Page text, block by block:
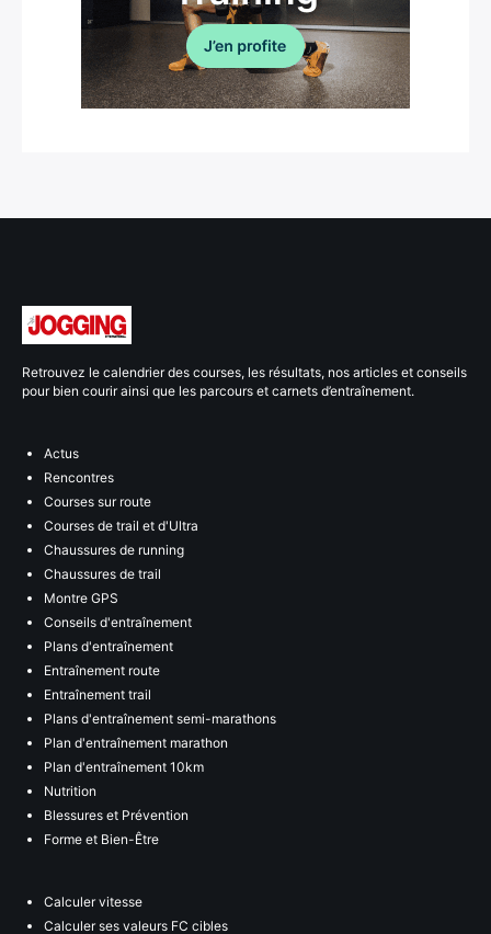
Retrouvez le calendrier des courses, les résultats, nos articles et conseils
pour bien courir ainsi que les parcours et carnets d’entraînement.
Actus
Rencontres
Courses sur route
Courses de trail et d'Ultra
Chaussures de running
Chaussures de trail
Montre GPS
Conseils d'entraînement
Plans d'entraînement
Entraînement route
Entraînement trail
Plans d'entraînement semi-marathons
Plan d'entraînement marathon
Plan d'entraînement 10km
Nutrition
Blessures et Prévention
Forme et Bien-Être
Calculer vitesse
Calculer ses valeurs FC cibles